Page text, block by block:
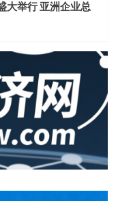
大举行 亚洲企业总